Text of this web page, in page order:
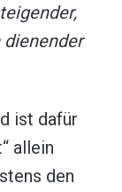
dienender
ist dafür
allein
den